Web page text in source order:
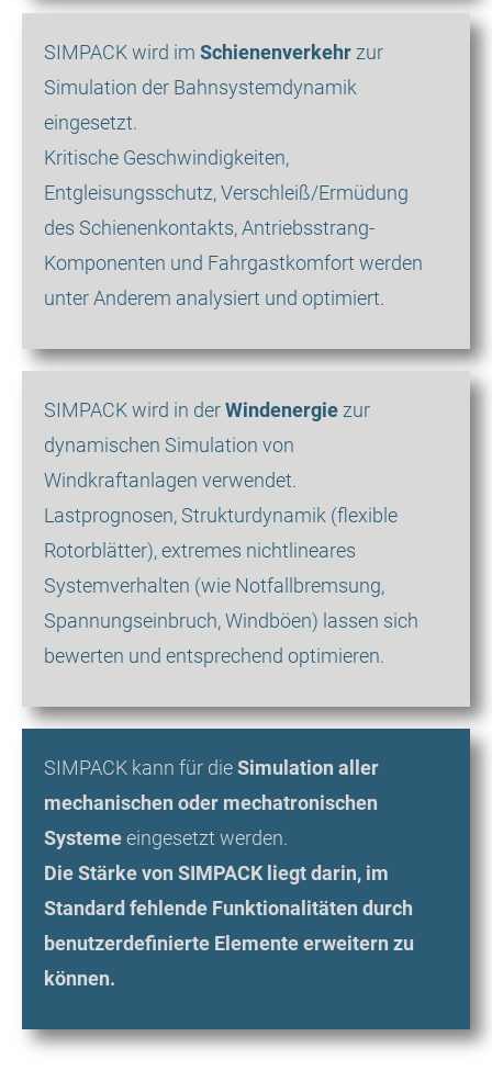
SIMPACK wird im Schienenverkehr zur
Simulation der Bahnsystemdynamik
eingesetzt.
Kritische Geschwindigkeiten,
Entgleisungsschutz, Verschleiß/Ermüdung
des Schienenkontakts, Antriebsstrang-
Komponenten und Fahrgastkomfort werden
unter Anderem analysiert und optimiert.
SIMPACK wird in derWindenergie zur
dynamischen Simulation von
Windkraftanlagen verwendet.
Lastprognosen, Strukturdynamik (flexible
Rotorblätter), extremes nichtlineares
Systemverhalten (wie Notfallbremsung,
Spannungseinbruch, Windböen) lassen sich
bewerten und entsprechend optimieren.
SIMPACK kann für dieSimulation aller
mechanischen oder mechatronischen
Systemeeingesetzt werden.
Die Stärke von SIMPACK liegt darin, im
Standard fehlende Funktionalitäten durch
benutzerdefinierte Elemente erweitern zu
können.